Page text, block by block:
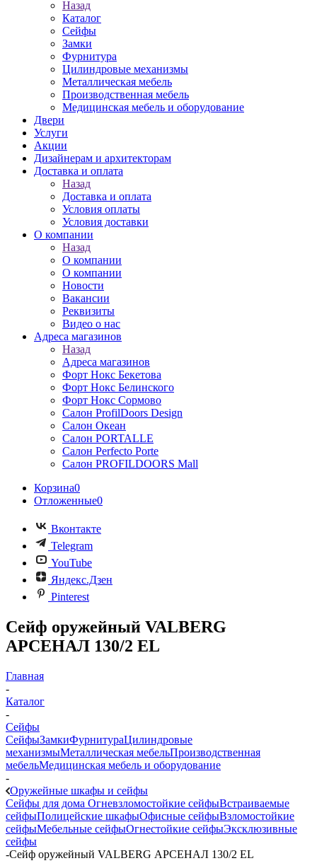
Назад
Каталог
Сейфы
Замки
Фурнитура
Цилиндровые механизмы
Металлическая мебель
Производственная мебель
Медицинская мебель и оборудование
Двери
Услуги
Акции
Дизайнерам и архитекторам
Доставка и оплата
Назад
Доставка и оплата
Условия оплаты
Условия доставки
О компании
Назад
О компании
О компании
Новости
Вакансии
Реквизиты
Видео о нас
Адреса магазинов
Назад
Адреса магазинов
Форт Нокс Бекетова
Форт Нокс Белинского
Форт Нокс Сормово
Салон ProfilDoors Design
Салон Океан
Салон PORTALLE
Салон Perfecto Portе
Салон PROFILDOORS Mall
Корзина0
Отложенные0
Вконтакте
Telegram
YouTube
Яндекс.Дзен
Pinterest
Сейф оружейный VALBERG
АРСЕНАЛ 130/2 EL
Главная
-
Каталог
-
Сейфы
СейфыЗамкиФурнитураЦилиндровые
механизмыМеталлическая мебельПроизводственная
мебельМедицинская мебель и оборудование
-
Оружейные шкафы и сейфы
Сейфы для дома Огневзломостойкие сейфыВстраиваемые
сейфыПолицейские шкафыОфисные сейфыВзломостойкие
сейфыМебельные сейфыОгнестойкие сейфыЭксклюзивные
сейфы
-Сейф оружейный VALBERG АРСЕНАЛ 130/2 EL